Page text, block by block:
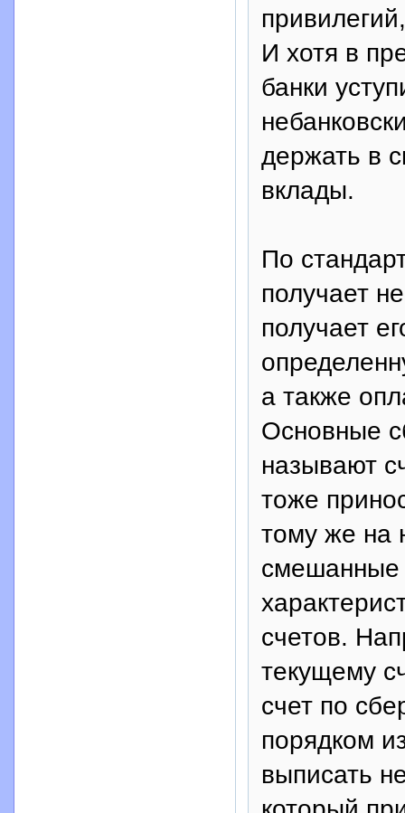
И хотя в
банки
держать в
вклады.
По
получает
получает
а также
Основные
называют
тоже
тому же на
смешанные
счетов.
текущему
счет по
порядком
выписать